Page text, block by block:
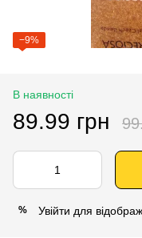
−9%
В наявності
89.99 грн
% Увійти для